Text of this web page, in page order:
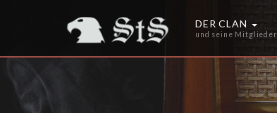
DER CLAN
und seine Mitglieder